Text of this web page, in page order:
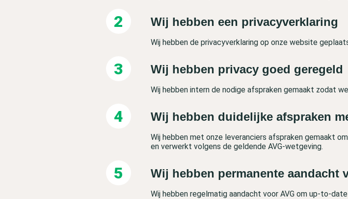
Wij hebben een privacyverklaring
Wij hebben de privacyverklaring op onze website
Wij hebben privacy goed geregeld
Wij hebben intern de nodige afspraken gemaakt zodat
Wij hebben duidelijke afspraken
Wij hebben met onze leveranciers afspraken gemaakt
en verwerkt volgens de geldende AVG-wetgeving.
Wij hebben permanente aandacht
Wij hebben regelmatig aandacht voor AVG om up-to-